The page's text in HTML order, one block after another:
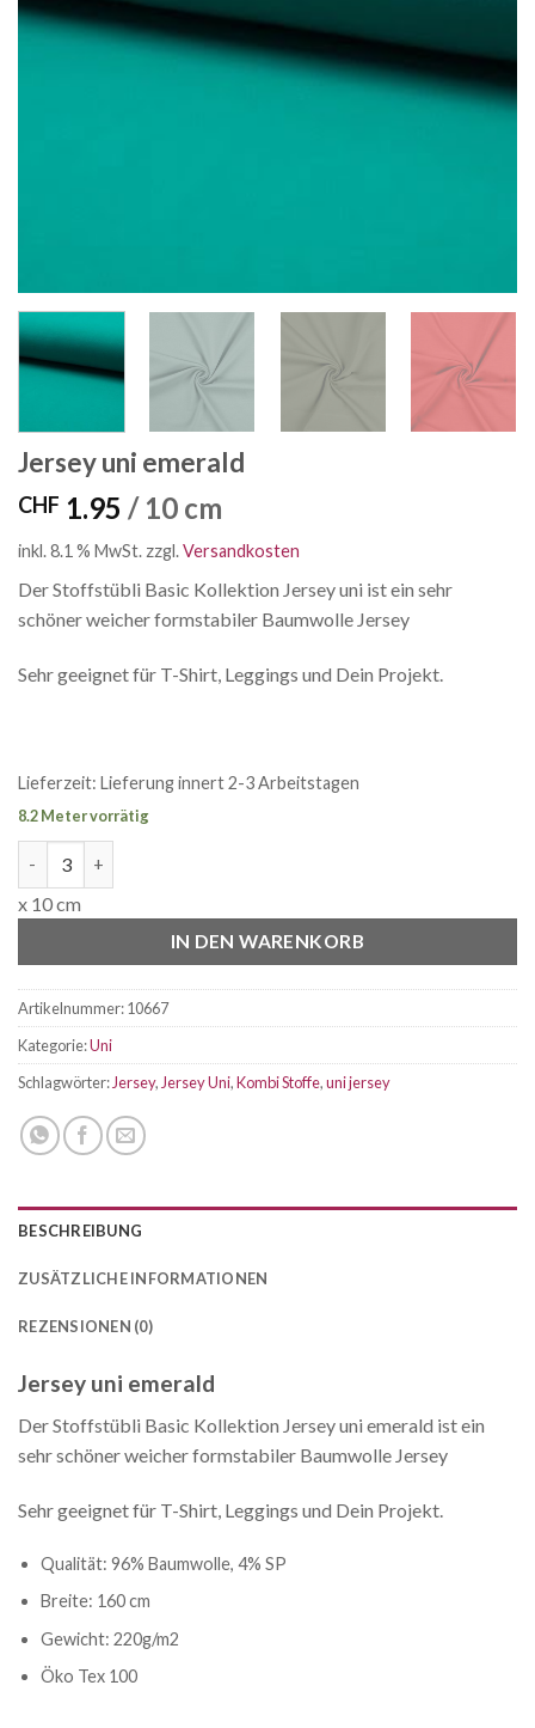
Jersey uni emerald
CHF 1.95 / 10 cm
inkl. 8.1 % MwSt. zzgl.Versandkosten
Der Stoffstübli Basic Kollektion Jersey uni ist ein sehr
schöner weicher formstabiler Baumwolle Jersey
Sehr geeignet für T-Shirt, Leggings und Dein Projekt.
Lieferzeit: Lieferung innert 2-3 Arbeitstagen
8.2 Meter vorrätig
x 10 cm
IN DEN WARENKORB
Artikelnummer:10667
Kategorie:Uni
Schlagwörter:Jersey,Jersey Uni,Kombi Stoffe,uni jersey
BESCHREIBUNG
ZUSÄTZLICHE INFORMATIONEN
REZENSIONEN (0)
Jersey uni emerald
Der Stoffstübli Basic Kollektion Jersey uni emerald ist ein
sehr schöner weicher formstabiler Baumwolle Jersey
Sehr geeignet für T-Shirt, Leggings und Dein Projekt.
Qualität: 96% Baumwolle, 4% SP
Breite: 160 cm
Gewicht: 220g/m2
Öko Tex 100